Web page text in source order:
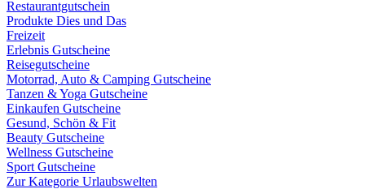
Restaurantgutschein
Produkte Dies und Das
Freizeit
Erlebnis Gutscheine
Reisegutscheine
Motorrad, Auto & Camping Gutscheine
Tanzen & Yoga Gutscheine
Einkaufen Gutscheine
Gesund, Schön & Fit
Beauty Gutscheine
Wellness Gutscheine
Sport Gutscheine
Zur Kategorie Urlaubswelten